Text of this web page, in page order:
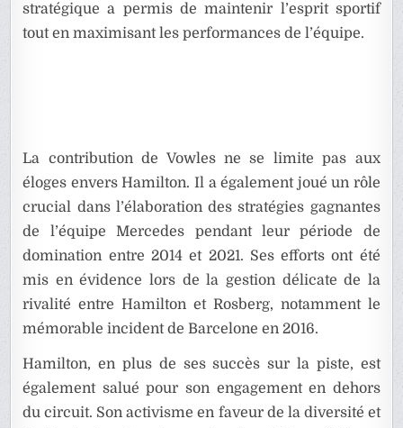
stratégique a permis de maintenir l’esprit sportif
tout en maximisant les performances de l’équipe.
La contribution de Vowles ne se limite pas aux
éloges envers Hamilton. Il a également joué un rôle
crucial dans l’élaboration des stratégies gagnantes
de l’équipe Mercedes pendant leur période de
domination entre 2014 et 2021. Ses efforts ont été
mis en évidence lors de la gestion délicate de la
rivalité entre Hamilton et Rosberg, notamment le
mémorable incident de Barcelone en 2016.
Hamilton, en plus de ses succès sur la piste, est
également salué pour son engagement en dehors
du circuit. Son activisme en faveur de la diversité et